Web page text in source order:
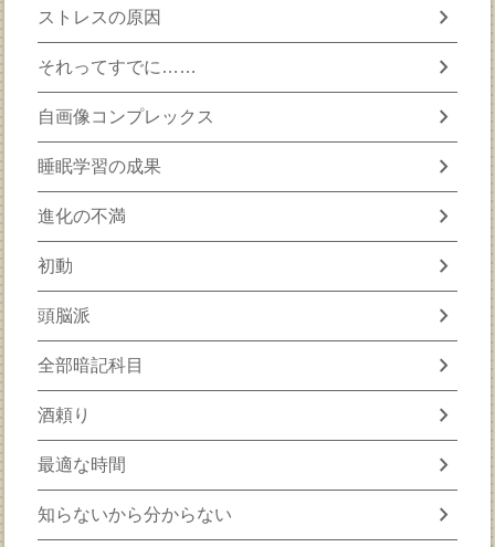
ストレスの原因 chevron_right
それってすでに…… chevron_right
自画像コンプレックス chevron_right
睡眠学習の成果 chevron_right
進化の不満 chevron_right
初動 chevron_right
頭脳派 chevron_right
全部暗記科目 chevron_right
酒頼り chevron_right
最適な時間 chevron_right
知らないから分からない chevron_right